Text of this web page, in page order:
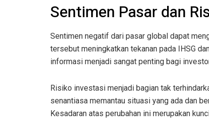
Sentimen Pasar dan
Sentimen negatif dari pasar global dapat
tersebut meningkatkan tekanan pada IHSG
informasi menjadi sangat penting bagi
Risiko investasi menjadi bagian tak
senantiasa memantau situasi yang ada dan
Kesadaran atas perubahan ini merupakan